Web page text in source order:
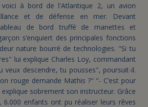
voici à bord de l'Atlantique 2, un avion
et de défense en mer. Devant
tableau de bord truffé de manettes et
s’enquiert des principales fonctions
nature bourré de technologies. "Si tu
lui explique Charles Loy, commandant
veux descendre, tu pousses", poursuit-il.
rouge demande Mathis ?" "- C’est pour
sobrement son instructeur. Grâce
6.000 enfants ont pu réaliser leurs rêves